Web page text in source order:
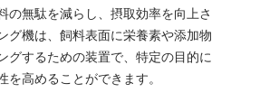
の無駄を減らし、摂取効率を向上さ
グ機は、飼料表面に栄養素や添加物
グするための装置で、特定の目的に
を高めることができます。